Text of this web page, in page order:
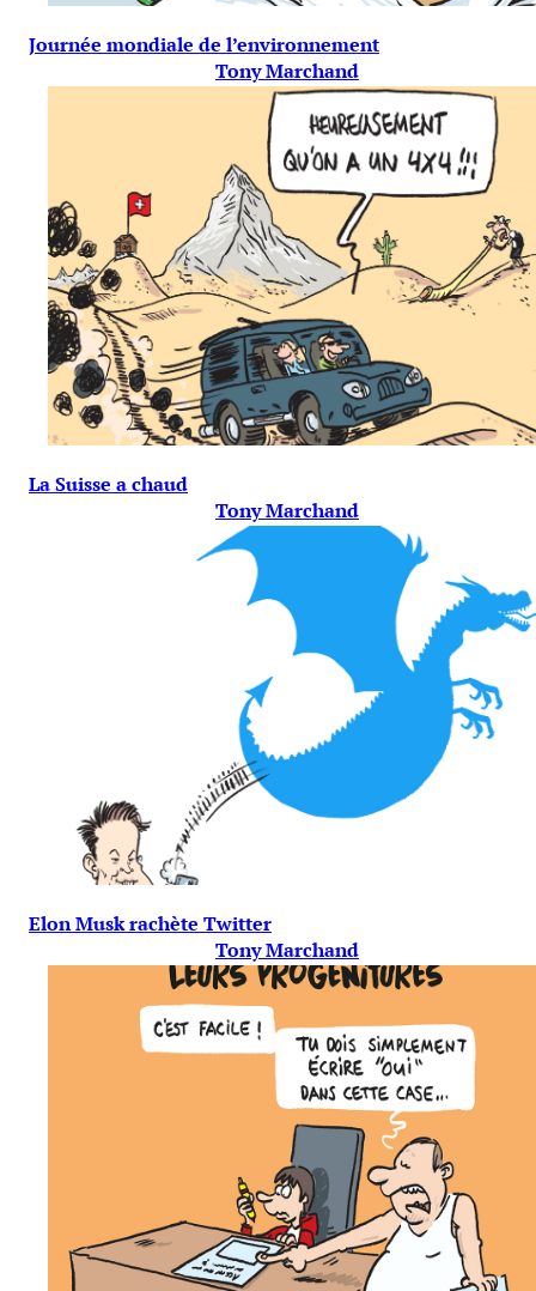
Journée mondiale de l’environnement
Tony Marchand
La Suisse a chaud
Tony Marchand
Elon Musk rachète Twitter
Tony Marchand